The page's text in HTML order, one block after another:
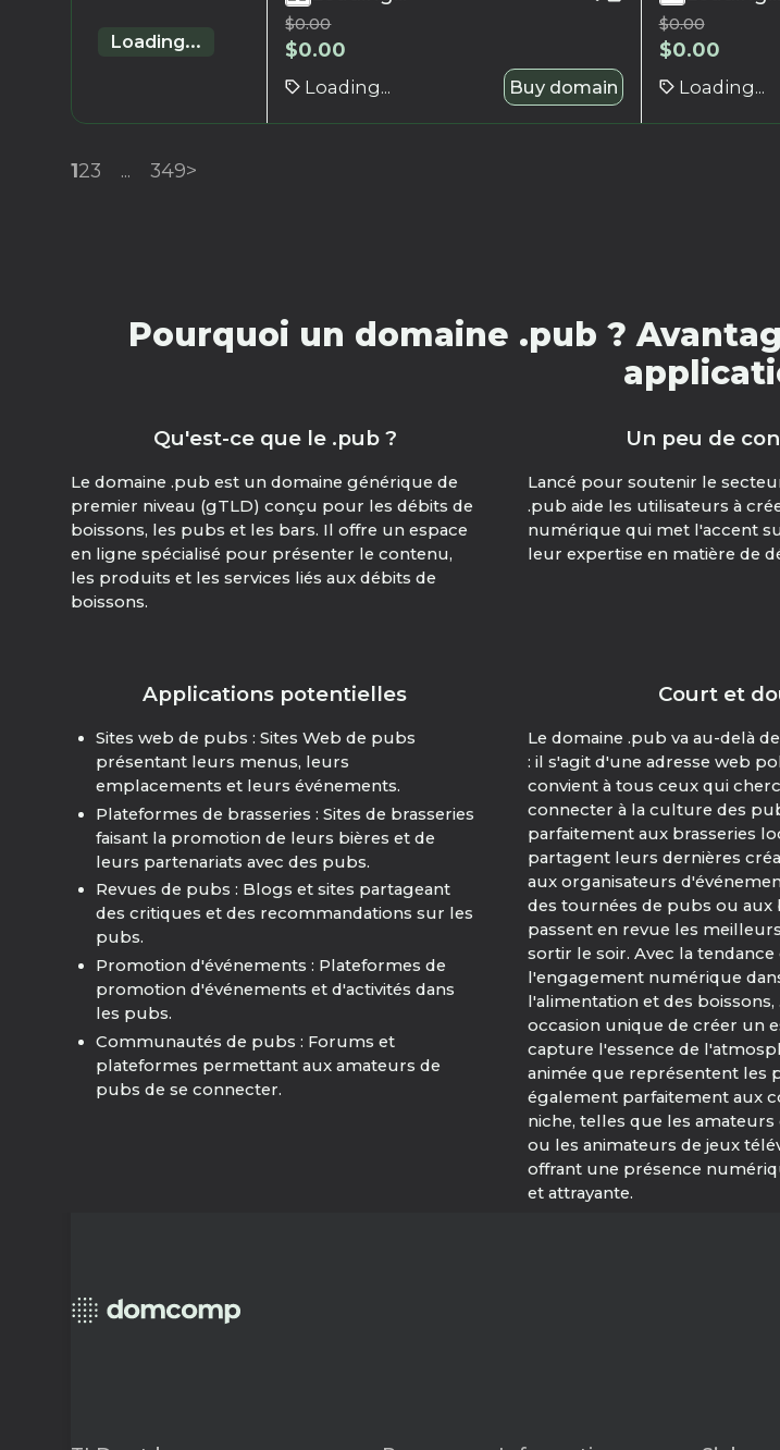
Loading...
$0.00
$0.00
Loading... Buy domain
$0.00
$0.00
Loading...
123 ... 349>
Pourquoi un domaine .pub ?
Qu'est-ce que le .pub ?
Le domaine .pub est un domaine générique de
premier niveau (gTLD) conçu pour les débits de
boissons, les pubs et les bars. Il offre un espace
en ligne spécialisé pour présenter le contenu,
les produits et les services liés aux débits de
boissons.
Un peu de
Lancé pour soutenir le
.pub aide les utilisateurs à
numérique qui met l'accent
leur expertise en matière de
Applications potentielles
Sites web de pubs : Sites Web de pubs
présentant leurs menus, leurs
emplacements et leurs événements.
Plateformes de brasseries : Sites de brasseries
faisant la promotion de leurs bières et de
leurs partenariats avec des pubs.
Revues de pubs : Blogs et sites partageant
des critiques et des recommandations sur les
pubs.
Promotion d'événements : Plateformes de
promotion d'événements et d'activités dans
les pubs.
Communautés de pubs : Forums et
plateformes permettant aux amateurs de
pubs de se connecter.
Court et
Le domaine .pub va au-delà
: il s'agit d'une adresse web
convient à tous ceux qui
connecter à la culture des
parfaitement aux brasseries
partagent leurs dernières
aux organisateurs
des tournées de pubs ou
passent en revue les
sortir le soir. Avec la tendance
l'engagement numérique
l'alimentation et des
occasion unique de créer un
capture l'essence de
animée que représentent les
également parfaitement aux
niche, telles que les amateurs
ou les animateurs de jeux
offrant une présence
et attrayante.